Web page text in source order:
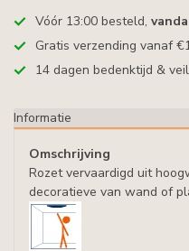
Vóór 13:00 besteld,
Gratis verzending vanaf
14 dagen bedenktijd &
Informatie
Omschrijving
Rozet vervaardigd uit
decoratieve van wand of